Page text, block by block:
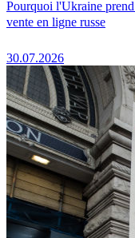
Pourquoi l'Ukraine
vente en ligne russe
30.07.2026